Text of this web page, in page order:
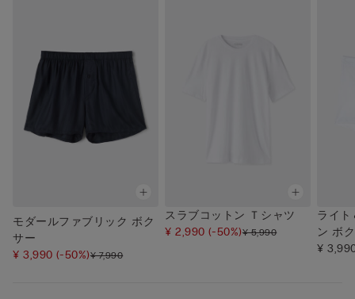
モダールファブリック ボク
サー
¥ 3,990(-50%)¥ 7,990
スラブコットン Ｔシャツ
¥ 2,990(-50%)¥ 5,990
ライト
ン ボ
¥